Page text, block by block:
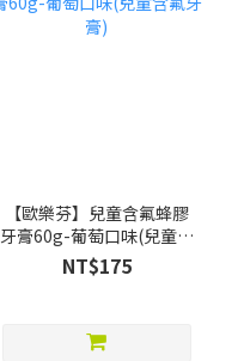
【歐樂芬】兒童含氟蜂膠
牙膏60g-葡萄口味(兒童含
氟牙膏)
NT$175